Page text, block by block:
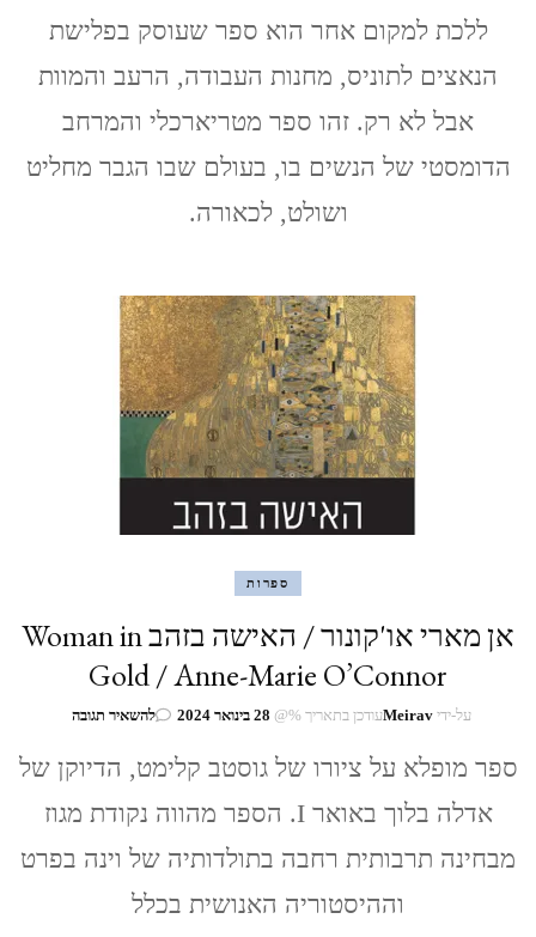
גץ-סלומון
ללכת
אחר
ללכת למקום אחר הוא ספר שעוסק בפלישת
הנאצים לתוניס, מחנות העבודה, הרעב והמוות
אבל לא רק. זהו ספר מטריארכלי והמרחב
הדומסטי של הנשים בו, בעולם שבו הגבר מחליט
ושולט, לכאורה.
ספרות
אן מארי או'קונור / האישה בזהב Woman in
Gold / Anne-Marie O’Connor
על-ידי Meiravעודכן בתאריך %@ 28 בינואר 2024 להשאיר תגובהבנושא
מארי
או'קונור
/
בזהב
ספר מופלא על ציורו של גוסטב קלימט, הדיוקן של
אדלה בלוך באואר I. הספר מהווה נקודת מגוז
מבחינה תרבותית רחבה בתולדותיה של וינה בפרט
וההיסטוריה האנושית בכלל